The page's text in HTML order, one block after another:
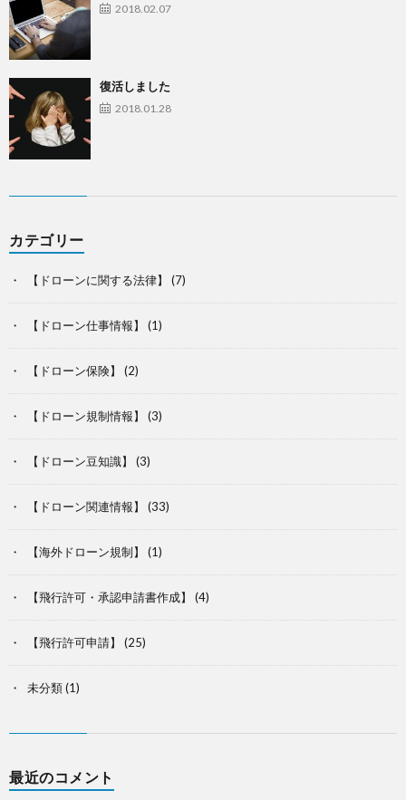
2018.02.07
復活しました
2018.01.28
カテゴリー
【ドローンに関する法律】 (7)
【ドローン仕事情報】 (1)
【ドローン保険】 (2)
【ドローン規制情報】 (3)
【ドローン豆知識】 (3)
【ドローン関連情報】 (33)
【海外ドローン規制】 (1)
【飛行許可・承認申請書作成】 (4)
【飛行許可申請】 (25)
未分類(1)
最近のコメント